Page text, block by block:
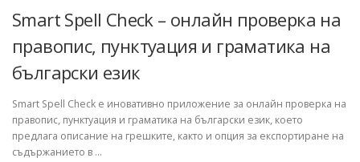
Smart Spell Check – онлайн проверка на
правопис, пунктуация и граматика на
български език
Smart Spell Check е иновативно приложение за онлайн проверка на
правопис, пунктуация и граматика на български език, което
предлага описание на грешките, както и опция за експортиране на
съдържанието в …